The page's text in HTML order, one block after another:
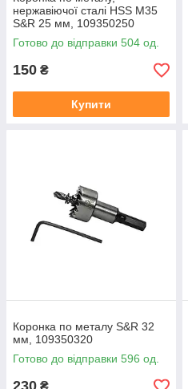
нержавіючої сталі HSS М35
S&R 25 мм, 109350250
Готово до відправки 504 од.
150 ₴
Купити
Коронка по металу S&R 32
мм, 109350320
Готово до відправки 596 од.
₴